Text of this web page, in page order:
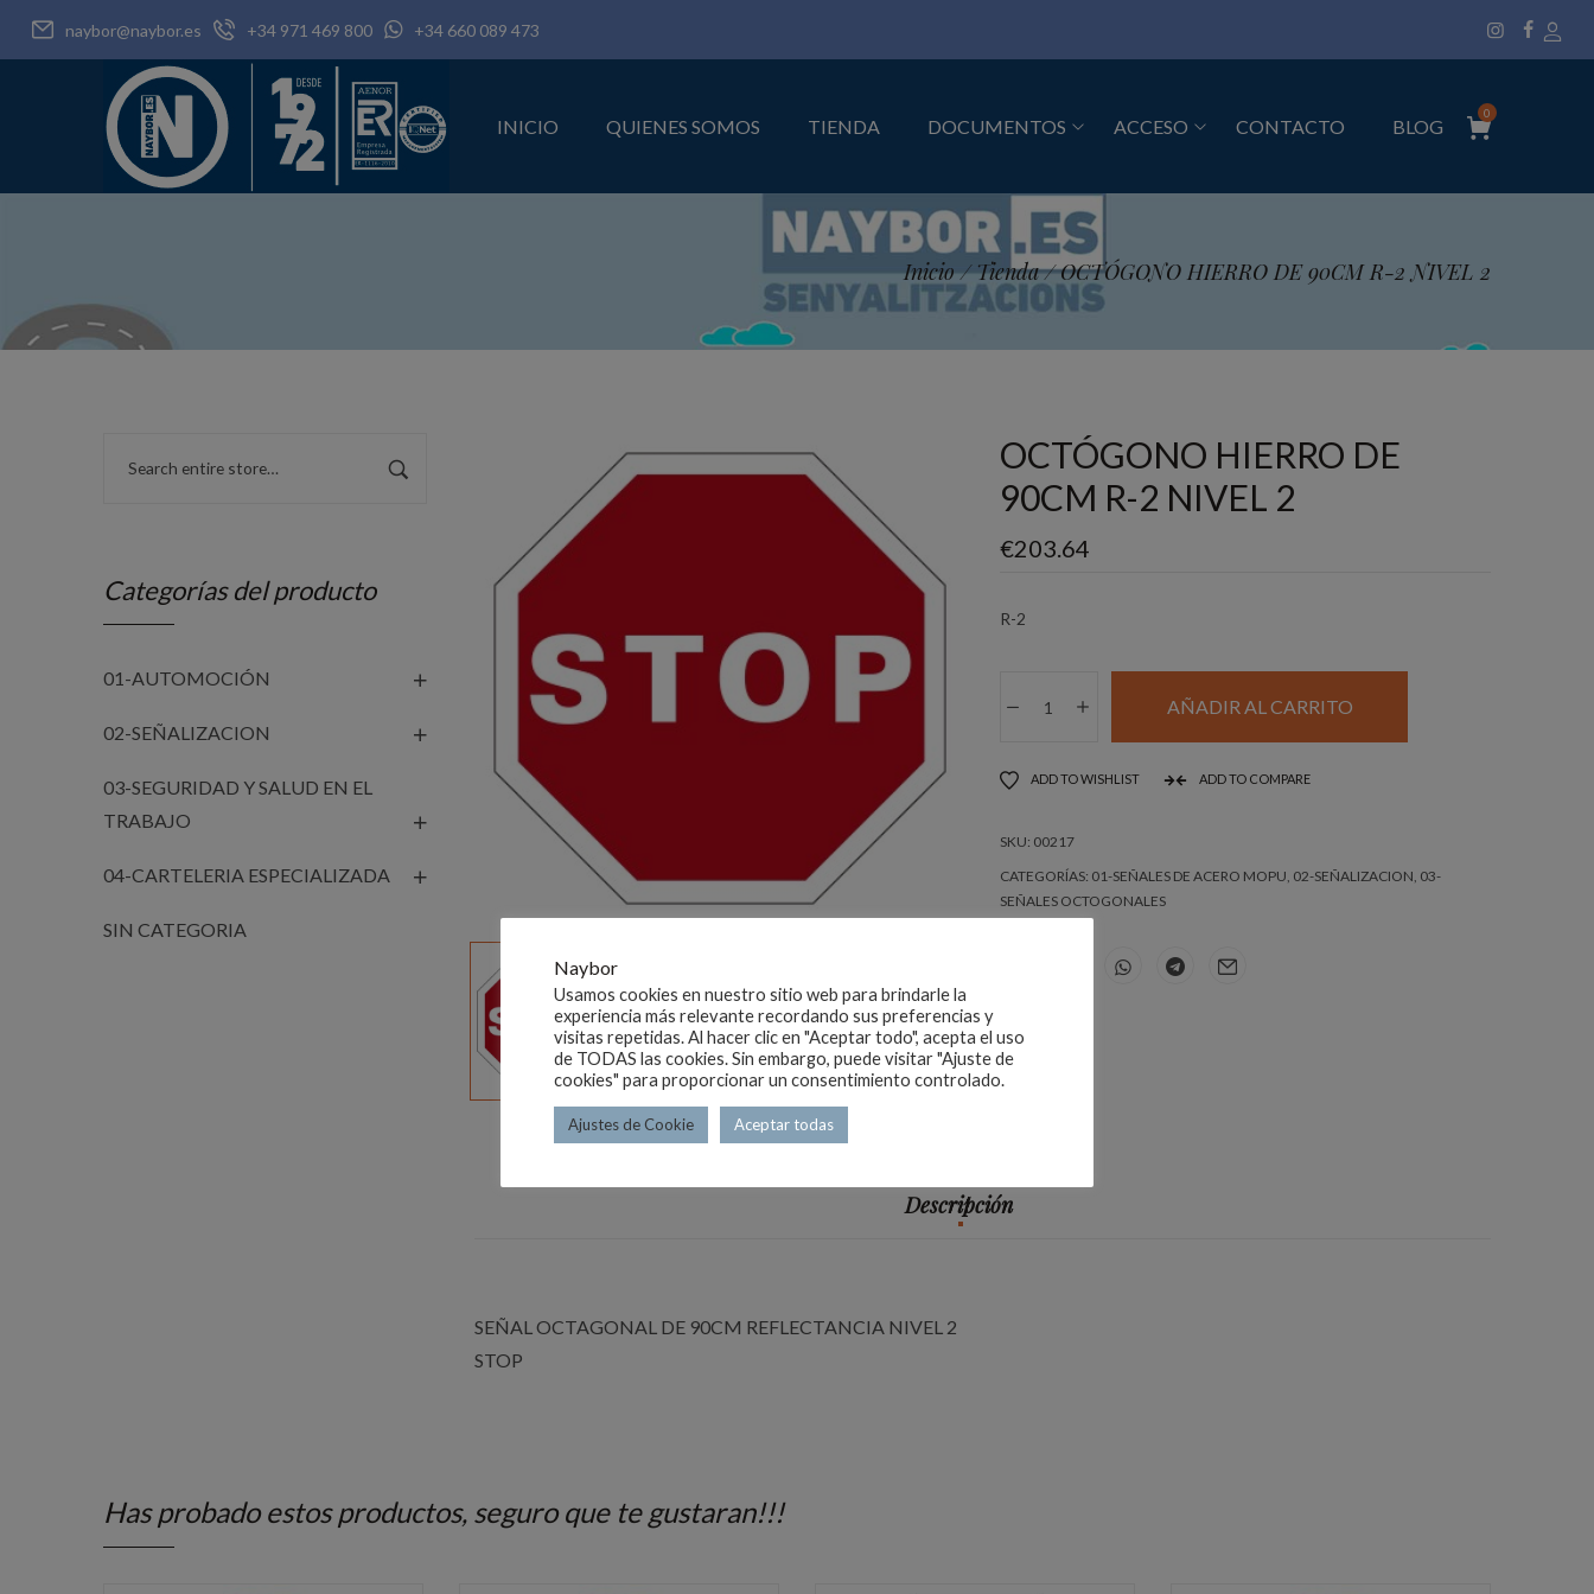
naybor@naybor.es +34 971 469 800 +34 660 089 473
INICIO QUIENES SOMOS TIENDA DOCUMENTOS ACCESO CONTACTO BLOG
0
Inicio / Tienda / OCTÓGONO HIERRO DE 90CM R-2 NIVEL 2
Categorías del producto
01-AUTOMOCIÓN
02-SEÑALIZACION
03-SEGURIDAD Y SALUD EN EL
TRABAJO
04-CARTELERIA ESPECIALIZADA
SIN CATEGORIA
OCTÓGONO HIERRO DE
90CM R-2 NIVEL 2
€203.64
R-2
HIERRO
90CM
2
NIVEL
2
cantidad
AÑADIR AL CARRITO
ADD TO WISHLIST ADD TO COMPARE
SKU: 00217
CATEGORÍAS: 01-SEÑALES DE ACERO MOPU, 02-SEÑALIZACION, 03-
SEÑALES OCTOGONALES
Descripción
SEÑAL OCTAGONAL DE 90CM REFLECTANCIA NIVEL 2
STOP
Has probado estos productos, seguro que te gustaran!!!
Naybor
Usamos cookies en nuestro sitio web para brindarle la
experiencia más relevante recordando sus preferencias y
visitas repetidas. Al hacer clic en "Aceptar todo", acepta el uso
de TODAS las cookies. Sin embargo, puede visitar "Ajuste de
cookies" para proporcionar un consentimiento controlado.
Ajustes de Cookie Aceptar todas